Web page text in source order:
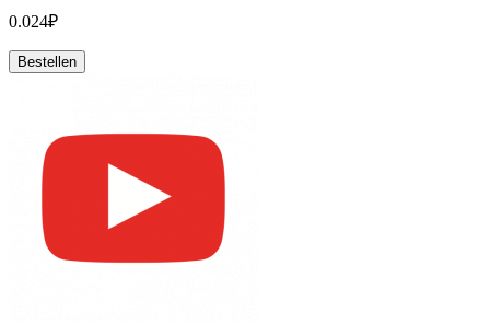
0.024₽
Bestellen